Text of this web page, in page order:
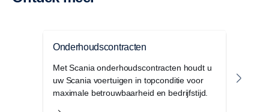
Onderhoudscontracten
Met Scania onderhoudscontracten houdt u
uw Scania voertuigen in topconditie voor
maximale betrouwbaarheid en bedrijfstijd.